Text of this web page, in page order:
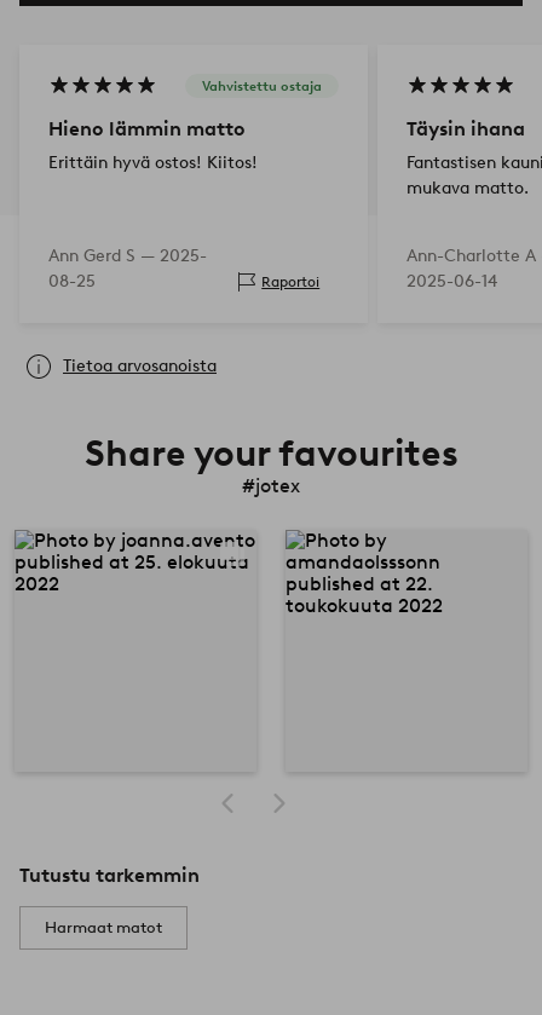
Vahvistettu ostaja
Hieno lämmin matto
Erittäin hyvä ostos! Kiitos!
Ann Gerd S — 2025-
08-25
Raportoi
Täysin ihana
Fantastisen
mukava matto.
Ann-Charlotte
2025-06-14
Tietoa arvosanoista
Share your favourites
#jotex
Tutustu tarkemmin
Harmaat matot